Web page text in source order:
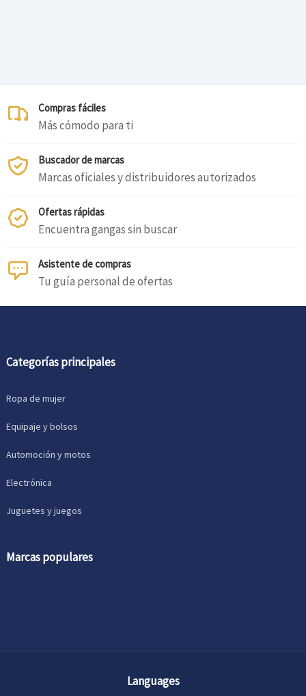
Compras fáciles
Más cómodo para ti
Buscador de marcas
Marcas oficiales y distribuidores autorizados
Ofertas rápidas
Encuentra gangas sin buscar
Asistente de compras
Tu guía personal de ofertas
Categorías principales
Ropa de mujer
Equipaje y bolsos
Automoción y motos
Electrónica
Juguetes y juegos
Marcas populares
Languages